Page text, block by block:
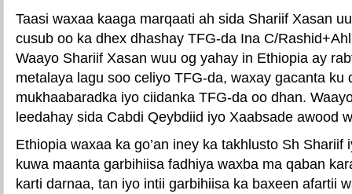
Taasi waxaa kaaga marqaati ah sida Shariif Xasan
cusub oo ka dhex dhashay TFG-da Ina C/
Waayo Shariif Xasan wuu og yahay in Ethiopia ay
metalaya lagu soo celiyo TFG-da, waxay gacanta ku
mukhaabaradka iyo ciidanka TFG-da oo dhan.
leedahay sida Cabdi Qeybdiid iyo Xaabsade awood
Ethiopia waxaa ka go’an iney ka takhlusto Sh Shariif
kuwa maanta garbihiisa fadhiya waxba ma qaban
karti darnaa, tan iyo intii garbihiisa ka baxeen afartii